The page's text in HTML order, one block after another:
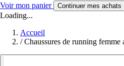
Voir mon panier Continuer mes achats
Loading...
Accueil
/ Chaussures de running